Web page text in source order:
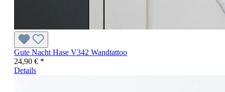
Gute Nacht Hase V342 Wandtattoo
24,90 € *
Details